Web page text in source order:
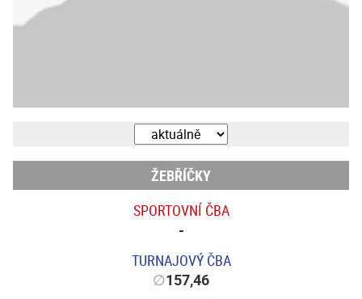
ŽEBŘÍČKY
SPORTOVNÍ ČBA
-
TURNAJOVÝ ČBA
∅157,46